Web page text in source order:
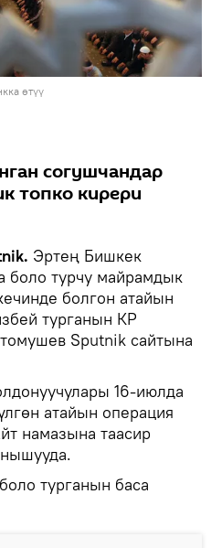
өтүү
согушчандар
топко кирери
Эртең Бишкек
боло турчу майрамдык
болгон атайын
турганын КР
Sputnik сайтына
16-июлда
атайын операция
намазына таасир
турганын баса